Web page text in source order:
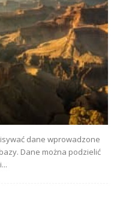
dane wprowadzone
Dane można podzielić